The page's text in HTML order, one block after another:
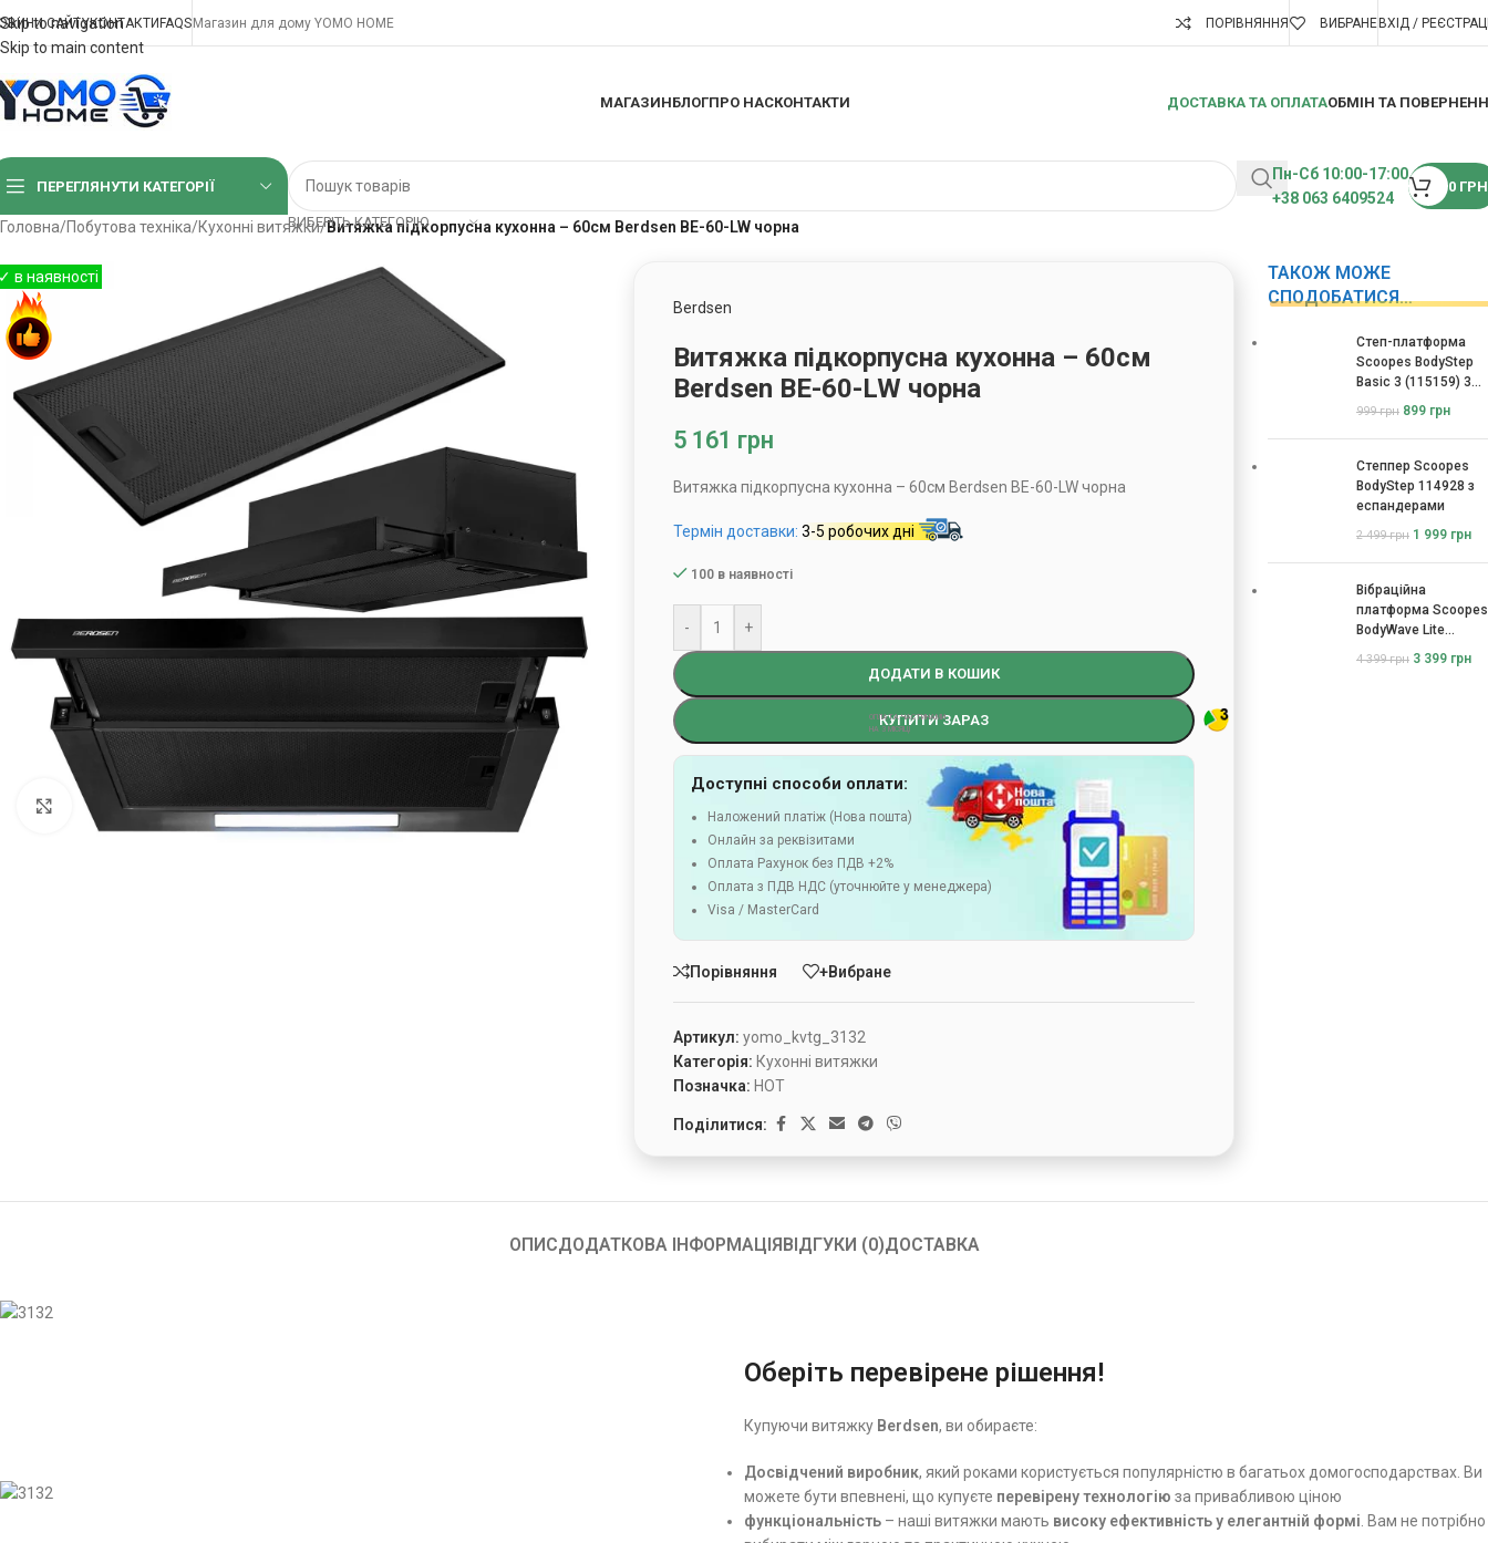
Skip to navigation
Skip to main content
САЙТУКОНТАКТИFAQSМагазин для дому YOMO HOME ПОРІВНЯННЯ ВИБРАНЕВХІД /
МАГАЗИНБЛОГПРО НАСКОНТАКТИ ДОСТАВКА ТА ОПЛАТАОБМІН ТА
ПЕРЕГЛЯНУТИ КАТЕГОРІЇ
ВИБЕРІТЬ КАТЕГОРІЮ
Пн-Сб 10:00-17:00
+38 063 6409524
0 ГРН
Головна/Побутова техніка/Кухонні витяжки/Витяжка підкорпусна кухонна – 60см Berdsen BE-60-LW чорна
Клацніть, щоб збільшити
Berdsen
Витяжка підкорпусна кухонна – 60см
Berdsen BE-60-LW чорна
5 161 грн
Витяжка підкорпусна кухонна – 60см Berdsen BE-60-LW чорна
Термін доставки:3-5 робочих дні
100 в наявності
- +
ДОДАТИ В КОШИК
КУПИТИ ЗАРАЗ
Доступні способи оплати:
Наложений платіж (Нова пошта)
Онлайн за реквізитами
Оплата Рахунок без ПДВ +2%
Оплата з ПДВ НДС (уточнюйте у менеджера)
Visa / MasterCard
Порівняння +Вибране
Артикул:yomo_kvtg_3132
Категорія: Кухонні витяжки
Позначка: HOT
Поділитися:
ТАКОЖ МОЖЕ
СПОДОБАТИСЯ…
Степ-платформа
Scoopes BodyStep
Basic 3 (115159) 3
999грн 899 грн
Степпер Scoopes
BodyStep 114928 з
еспандерами
2 499грн 1 999 грн
Вібраційна
платформа Scoopes
BodyWave Lite
4 399грн 3 399 грн
ОПИСДОДАТКОВА ІНФОРМАЦІЯВІДГУКИ (0)ДОСТАВКА
Оберіть перевірене рішення!
Купуючи витяжку Berdsen, ви обираєте:
Досвідчений виробник, який роками користується популярністю в багатьох домогосподарствах. Ви
можете бути впевнені, що купуєте перевірену технологію за привабливою ціною
функціональність – наші витяжки мають високу ефективність у елегантній формі . Вам не потрібно